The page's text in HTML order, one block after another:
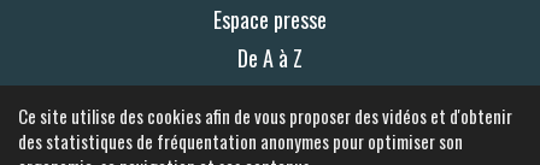
Ce site utilise des cookies afin de vous proposer des vidéos et d'obtenir
des statistiques de fréquentation anonymes pour optimiser son
Espace presse
De A à Z
Plan du site
Contact